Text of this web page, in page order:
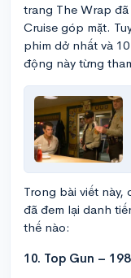
trang The Wrap
Cruise góp mặt.
phim dở nhất và
động này từng
Trong bài viết này,
đã đem lại danh
thế nào:
10. Top Gun –